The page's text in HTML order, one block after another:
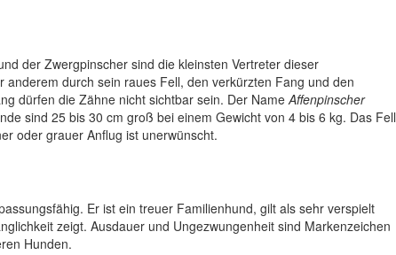
der Zwergpinscher sind die kleinsten Vertreter dieser
durch sein raues Fell, den verkürzten Fang und den
dürfen die Zähne nicht sichtbar sein. Der Name Affenpinscher
sind 25 bis 30 cm groß bei einem Gewicht von 4 bis 6 kg. Das Fell
oder grauer Anflug ist unerwünscht.
Er ist ein treuer Familienhund, gilt als sehr verspielt
zeigt. Ausdauer und Ungezwungenheit sind Markenzeichen
Hunden.